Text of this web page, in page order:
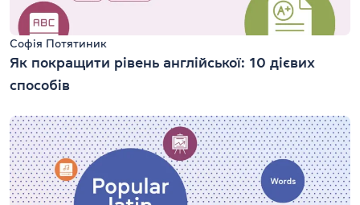
Софія Потятиник
Як покращити рівень англійської: 10 дієвих
способів